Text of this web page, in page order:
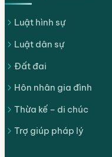
Luật hình sự
Luật dân sự
Đất đai
Hôn nhân gia đình
Thừa kế – di chúc
Trợ giúp pháp lý